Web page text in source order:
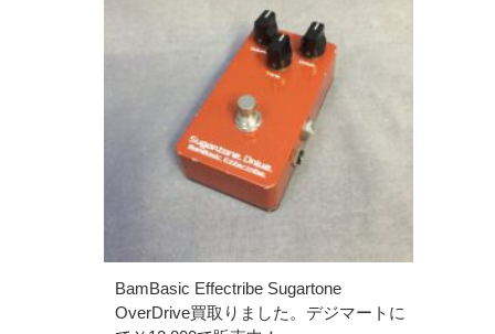
BamBasic Effectribe Sugartone
OverDrive買取りました。デジマートに